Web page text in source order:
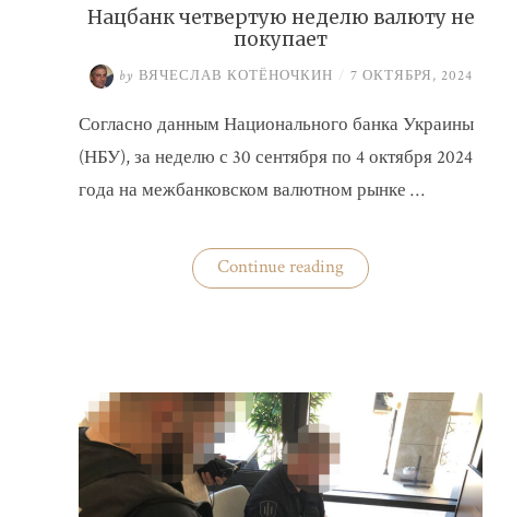
Нацбанк четвертую неделю валюту не
покупает
by ВЯЧЕСЛАВ КОТЁНОЧКИН / 7 ОКТЯБРЯ, 2024
Согласно данным Национального банка Украины
(НБУ), за неделю с 30 сентября по 4 октября 2024
года на межбанковском валютном рынке …
Continue reading«Нацбанк
четвертую